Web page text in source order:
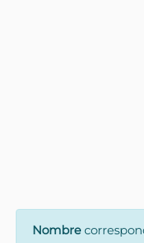
Nombre